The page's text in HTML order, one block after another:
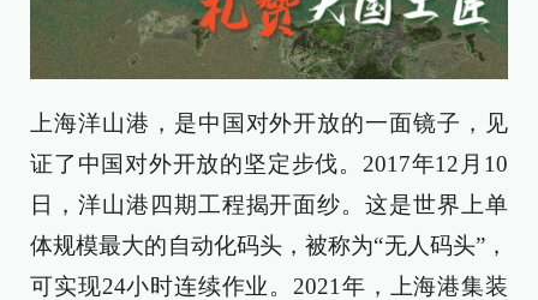
上海洋山港，是中国对外开放的一面镜子，见
证了中国对外开放的坚定步伐。2017年12月10
日，洋山港四期工程揭开面纱。这是世界上单
体规模最大的自动化码头，被称为“无人码头”，
可实现24小时连续作业。2021年，上海港集装